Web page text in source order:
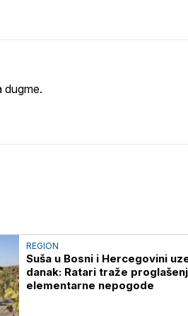
dugme.
REGION
Suša u Bosni i Hercegovini
danak: Ratari traže
elementarne nepogode